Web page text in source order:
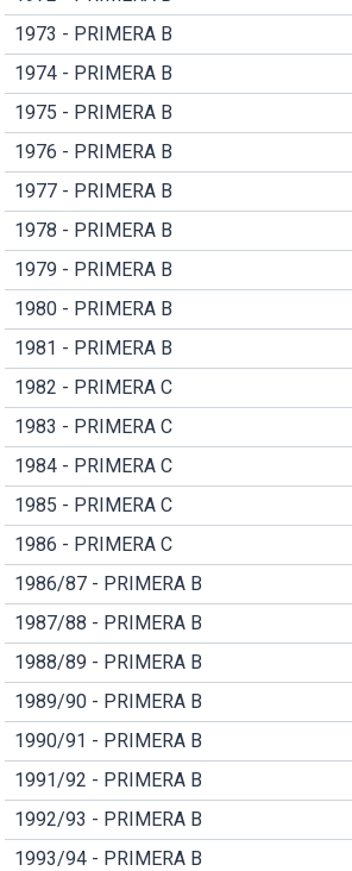
1973 - PRIMERA B
1974 - PRIMERA B
1975 - PRIMERA B
1976 - PRIMERA B
1977 - PRIMERA B
1978 - PRIMERA B
1979 - PRIMERA B
1980 - PRIMERA B
1981 - PRIMERA B
1982 - PRIMERA C
1983 - PRIMERA C
1984 - PRIMERA C
1985 - PRIMERA C
1986 - PRIMERA C
1986/87 - PRIMERA B
1987/88 - PRIMERA B
1988/89 - PRIMERA B
1989/90 - PRIMERA B
1990/91 - PRIMERA B
1991/92 - PRIMERA B
1992/93 - PRIMERA B
1993/94 - PRIMERA B